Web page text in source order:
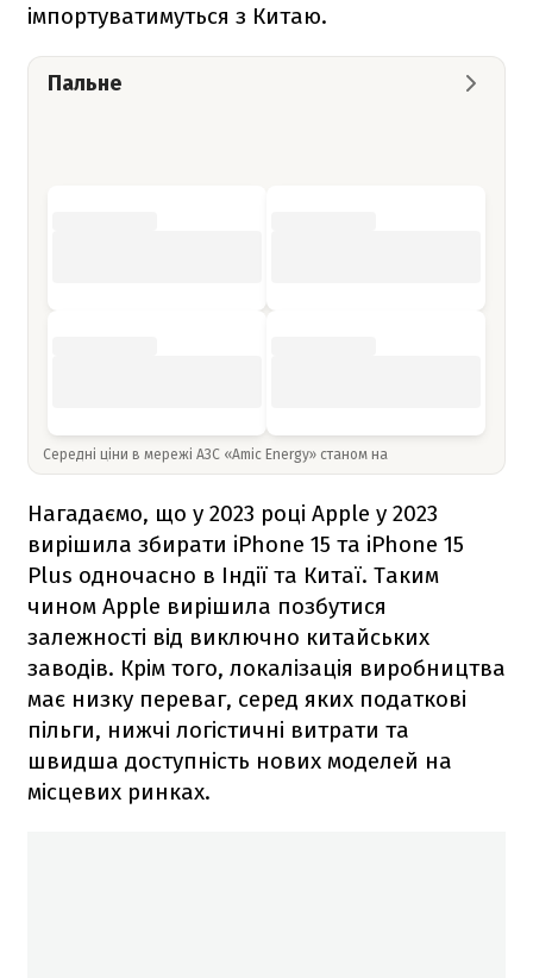
імпортуватимуться з Китаю.
Пальне
Середні ціни в мережі АЗС «Amic Energy» станом на
Нагадаємо, що у 2023 році Apple у 2023
вирішила збирати iPhone 15 та iPhone 15
Plus одночасно в Індії та Китаї. Таким
чином Apple вирішила позбутися
залежності від виключно китайських
заводів. Крім того, локалізація виробництва
має низку переваг, серед яких податкові
пільги, нижчі логістичні витрати та
швидша доступність нових моделей на
місцевих ринках.